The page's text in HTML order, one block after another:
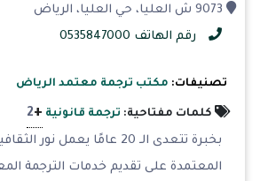
رقم الهاتف 0535847000
تصنيفات: مكتب ترجمة معتمد الرياض
كلمات مفتاحية: ترجمة قانونية +
2
بخبرة تتعدى الـ 20 عامًا يعمل نور
المعتمدة على تقديم خدمات الترجمة